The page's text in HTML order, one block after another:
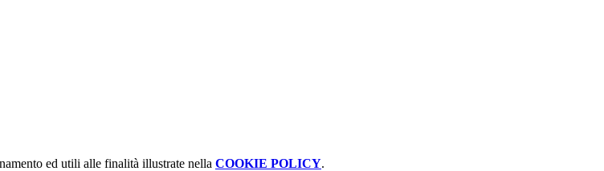
ed utili alle finalità illustrate nella COOKIE POLICY.